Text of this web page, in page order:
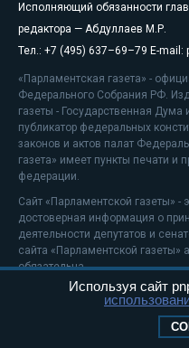
Исполняющий обязанности
редактора — Абдуллаев М.Р.
Тел.: +7 (495) 637–69–79 E-mail:
«Парламентская газета» -
Федерального Собрания РФ.
газеты - Государственная
публикатор федеральных
законов и актов палат
газета» имеет пункты печати и
федерации.
Сайт «Парламентской газеты» -
достоверная информация о
деятельности депутатов и
сайта «Парламентской газеты»
обязательна.
На информационном ресурсе
Положение о защите
Используя сайт